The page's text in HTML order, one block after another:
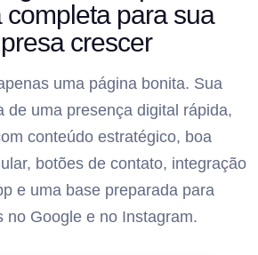
completa para sua
crescer
uma página bonita. Sua
de uma presença digital rápida,
conteúdo estratégico, boa
botões de contato, integração
e uma base preparada para
no Google e no Instagram.